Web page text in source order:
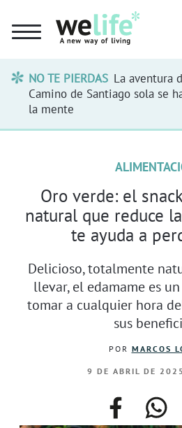
NO TE PIERDAS La aventura
Camino de Santiago sola se
la mente
Oro verde: el
natural que reduce
te ayuda a
Delicioso, totalmente
llevar, el edamame es
tomar a cualquier hora
sus
POR MARCOS
9 DE ABRIL DE
facebook